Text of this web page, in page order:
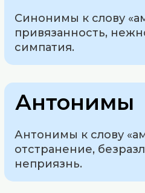
Синонимы к слову
привязанность,
симпатия.
Антонимы
Антонимы к слову
отстранение,
неприязнь.